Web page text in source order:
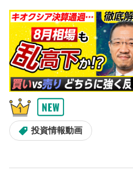
4
10秒戻し/10秒送り
10秒、動画を巻き戻し/早
5
シークバー
再生位置を示しています
するとその位置から動画
画質/再生速度の設定
画質の選択/再生速度の変
投資情報動画